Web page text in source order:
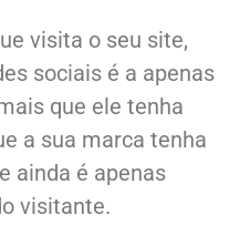
visita o seu site,
sociais é a apenas
que ele tenha
a sua marca tenha
ainda é apenas
visitante.